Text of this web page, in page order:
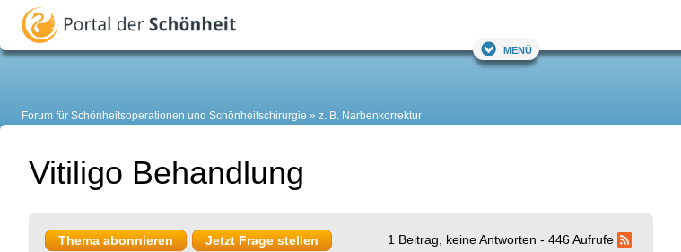
Menü
Forum für Schönheitsoperationen und Schönheitschirurgie z. B. Narbenkorrektur
Vitiligo Behandlung
Thema abonnieren Jetzt Frage stellen 1 Beitrag, keine Antworten - 446 Aufrufe